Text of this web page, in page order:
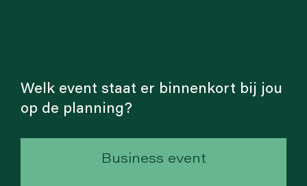
Welk event staat er binnenkort bij jou
op de planning?
Business event